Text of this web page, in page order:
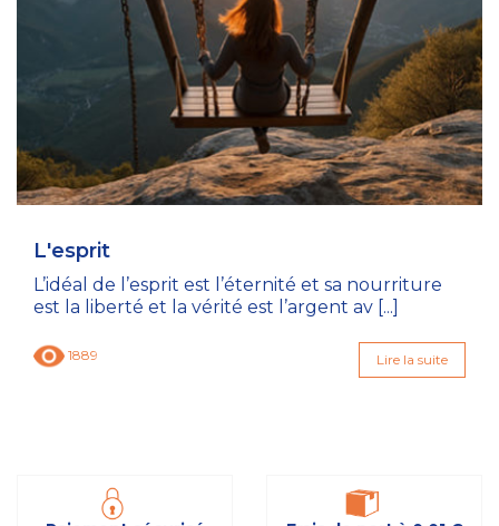
L'esprit
L’idéal de l’esprit est l’éternité et sa nourriture
est la liberté et la vérité est l’argent av [...]
1889 Lire la suite